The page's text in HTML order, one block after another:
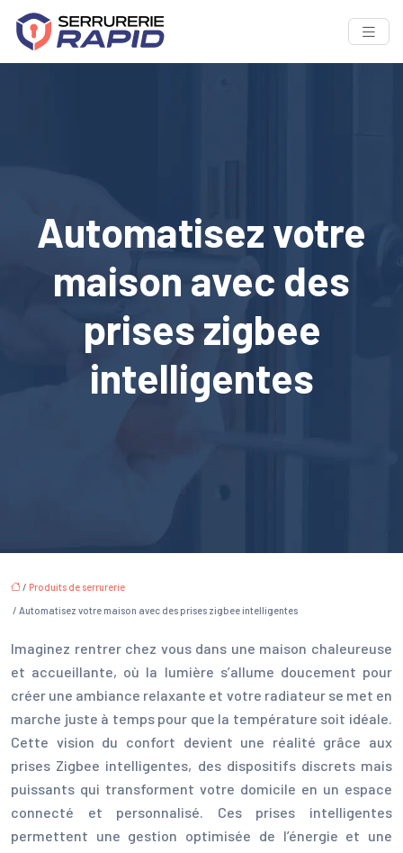
Automatisez votre
maison avec des
prises zigbee
intelligentes
/ Produits de serrurerie
/ Automatisez votre maison avec des prises zigbee intelligentes
Imaginez rentrer chez vous dans une maison chaleureuse
et accueillante, où la lumière s’allume doucement pour
créer une ambiance relaxante et votre radiateur se met en
marche juste à temps pour que la température soit idéale.
Cette vision du confort devient une réalité grâce aux
prises Zigbee intelligentes, des dispositifs discrets mais
puissants qui transforment votre domicile en un espace
connecté et personnalisé. Ces prises intelligentes
permettent une gestion optimisée de l’énergie et une